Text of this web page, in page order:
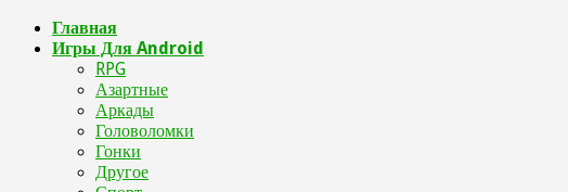
Главная
Игры Для Android
RPG
Азартные
Аркады
Головоломки
Гонки
Другое